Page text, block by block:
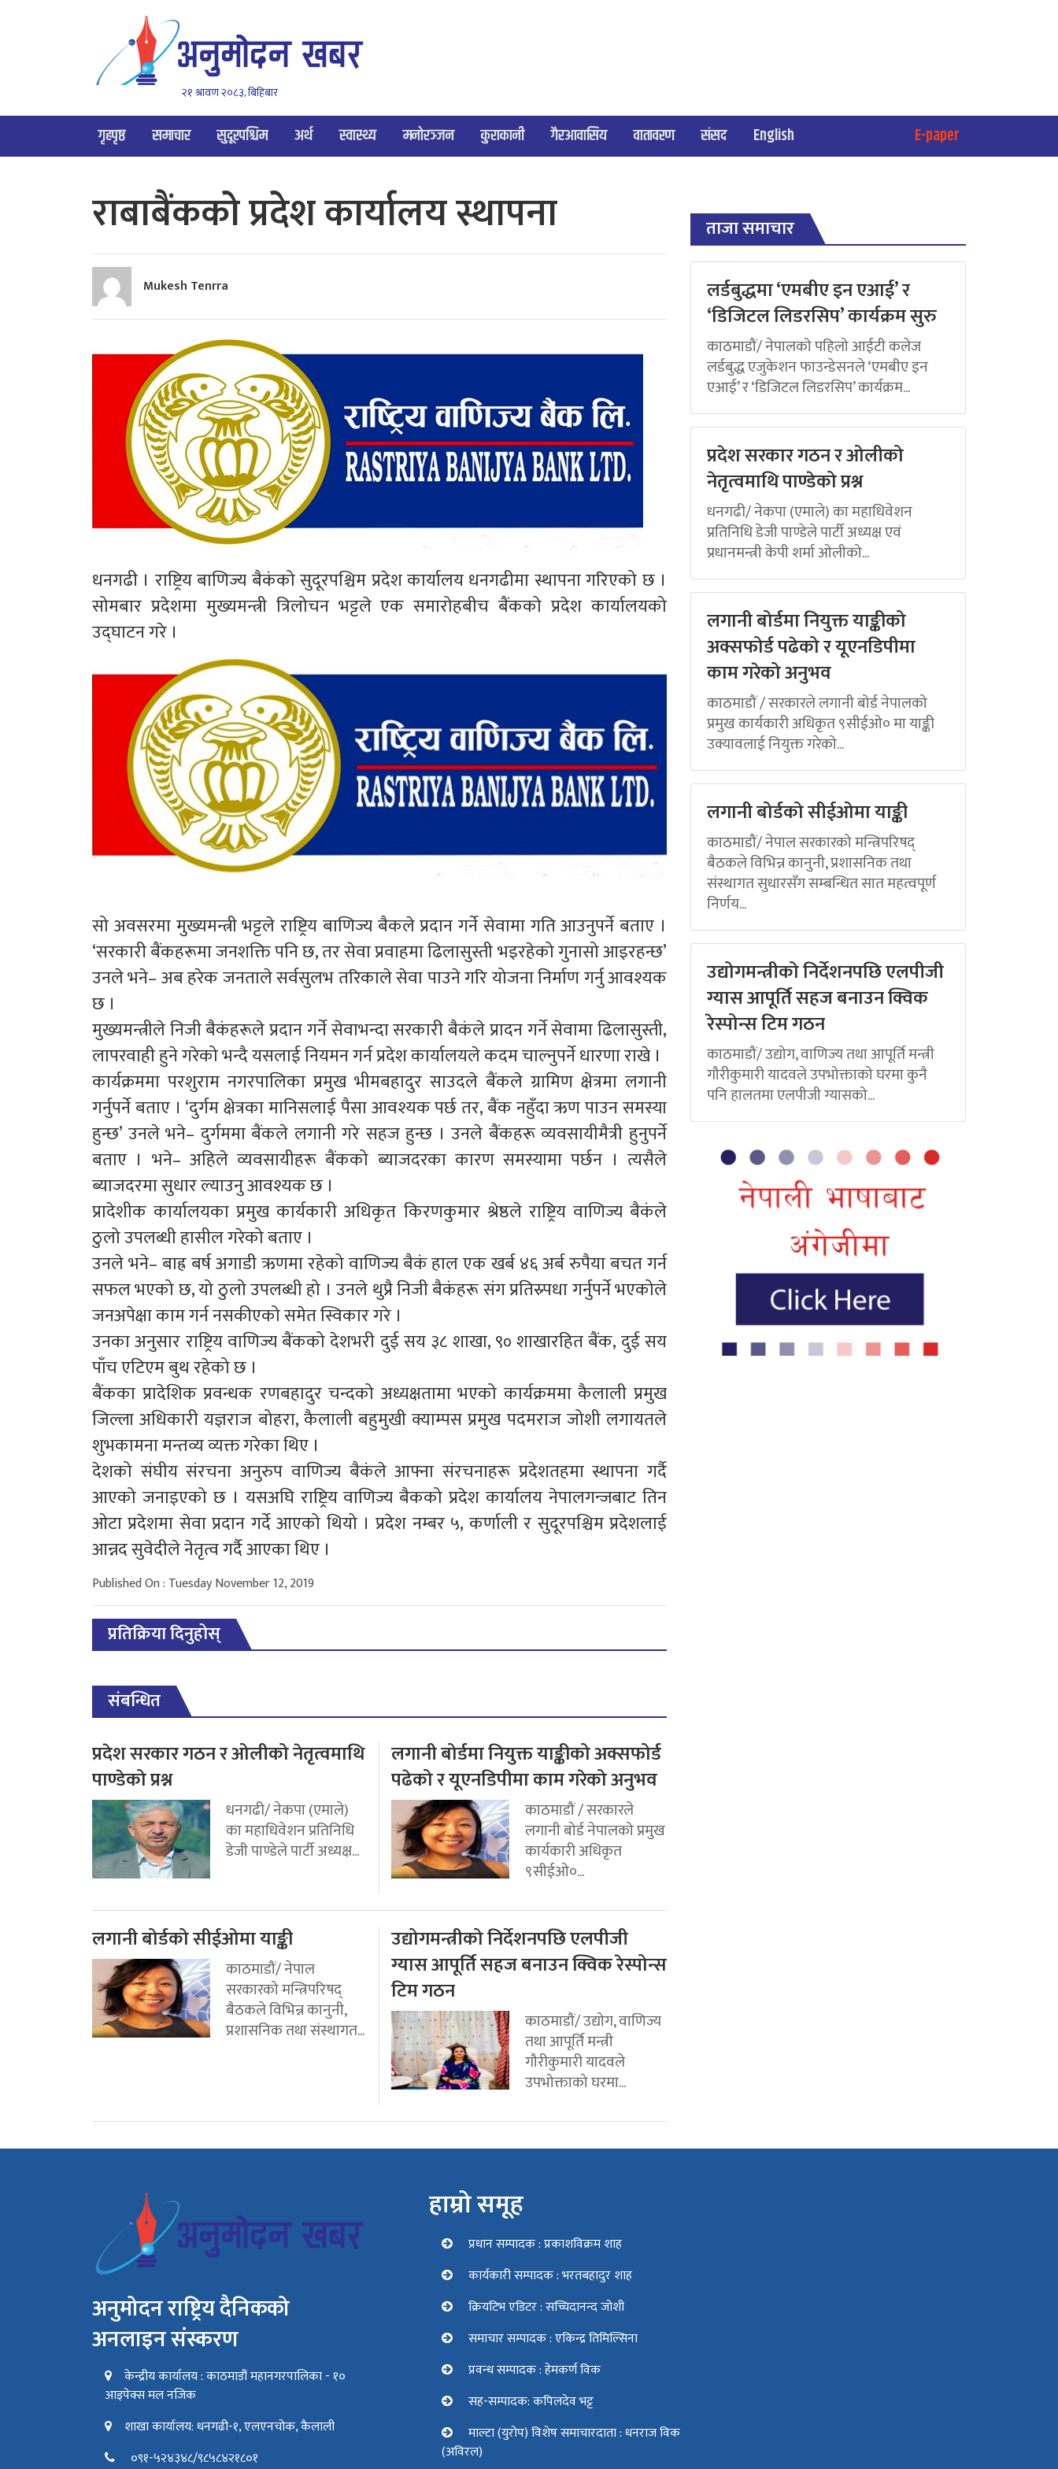
२१ श्रावण २०८३, बिहिबार
गृहपृष्ठ समाचार सुदूरपश्चिम अर्थ स्वास्थ्य मनोरञ्जन कुराकानी गैरआवासिय वातावरण संसद English E-paper
राबाबैंकको प्रदेश कार्यालय स्थापना
Mukesh Tenrra
धनगढी । राष्ट्रिय बाणिज्य बैकंको सुदूरपश्चिम प्रदेश कार्यालय धनगढीमा स्थापना गरिएको छ ।
सोमबार प्रदेशमा मुख्यमन्त्री त्रिलोचन भट्टले एक समारोहबीच बैंकको प्रदेश कार्यालयको
उद्घाटन गरे ।
सो अवसरमा मुख्यमन्त्री भट्टले राष्ट्रिय बाणिज्य बैकले प्रदान गर्ने सेवामा गति आउनुपर्ने बताए ।
‘सरकारी बैंकहरूमा जनशक्ति पनि छ, तर सेवा प्रवाहमा ढिलासुस्ती भइरहेको गुनासो आइरहन्छ’
उनले भने– अब हरेक जनताले सर्वसुलभ तरिकाले सेवा पाउने गरि योजना निर्माण गर्नु आवश्यक
छ ।
मुख्यमन्त्रीले निजी बैकंहरूले प्रदान गर्ने सेवाभन्दा सरकारी बैकंले प्रादन गर्ने सेवामा ढिलासुस्ती,
लापरवाही हुने गरेको भन्दै यसलाई नियमन गर्न प्रदेश कार्यालयले कदम चाल्नुपर्ने धारणा राखे ।
कार्यक्रममा परशुराम नगरपालिका प्रमुख भीमबहादुर साउदले बैंकले ग्रामिण क्षेत्रमा लगानी
गर्नुपर्ने बताए । ‘दुर्गम क्षेत्रका मानिसलाई पैसा आवश्यक पर्छ तर, बैंक नहुँदा ऋण पाउन समस्या
हुन्छ’ उनले भने– दुर्गममा बैंकले लगानी गरे सहज हुन्छ । उनले बैंकहरू व्यवसायीमैत्री हुनुपर्ने
बताए । भने– अहिले व्यवसायीहरू बैंकको ब्याजदरका कारण समस्यामा पर्छन । त्यसैले
ब्याजदरमा सुधार ल्याउनु आवश्यक छ ।
प्रादेशीक कार्यालयका प्रमुख कार्यकारी अधिकृत किरणकुमार श्रेष्ठले राष्ट्रिय वाणिज्य बैकंले
ठुलो उपलब्धी हासील गरेको बताए ।
उनले भने– बाह्र बर्ष अगाडी ऋणमा रहेको वाणिज्य बैकं हाल एक खर्ब ४६ अर्ब रुपैया बचत गर्न
सफल भएको छ, यो ठुलो उपलब्धी हो । उनले थुप्रै निजी बैकंहरू संग प्रतिस्र्पधा गर्नुपर्ने भएकोले
जनअपेक्षा काम गर्न नसकीएको समेत स्विकार गरे ।
उनका अनुसार राष्ट्रिय वाणिज्य बैंकको देशभरी दुई सय ३८ शाखा, ९० शाखारहित बैंक, दुई सय
पाँच एटिएम बुथ रहेको छ ।
बैंकका प्रादेशिक प्रवन्धक रणबहादुर चन्दको अध्यक्षतामा भएको कार्यक्रममा कैलाली प्रमुख
जिल्ला अधिकारी यज्ञराज बोहरा, कैलाली बहुमुखी क्याम्पस प्रमुख पदमराज जोशी लगायतले
शुभकामना मन्तव्य व्यक्त गरेका थिए ।
देशको संघीय संरचना अनुरुप वाणिज्य बैकंले आफ्ना संरचनाहरू प्रदेशतहमा स्थापना गर्दै
आएको जनाइएको छ । यसअघि राष्ट्रिय वाणिज्य बैकको प्रदेश कार्यालय नेपालगन्जबाट तिन
ओटा प्रदेशमा सेवा प्रदान गर्दे आएको थियो । प्रदेश नम्बर ५, कर्णाली र सुदूरपश्चिम प्रदेशलाई
आन्नद सुवेदीले नेतृत्व गर्दै आएका थिए ।
Published On : Tuesday November 12, 2019
प्रतिक्रिया दिनुहोस्
संबन्धित
प्रदेश सरकार गठन र ओलीको नेतृत्वमाथि
पाण्डेको प्रश्न
धनगढी/ नेकपा (एमाले)
का महाधिवेशन प्रतिनिधि
डेजी पाण्डेले पार्टी अध्यक्ष...
लगानी बोर्डमा नियुक्त याङ्कीको अक्सफोर्ड
पढेको र यूएनडिपीमा काम गरेको अनुभव
काठमाडौं / सरकारले
लगानी बोर्ड नेपालको प्रमुख
कार्यकारी अधिकृत
९सीईओ०...
लगानी बोर्डको सीईओमा याङ्की
काठमाडौं/ नेपाल
सरकारको मन्त्रिपरिषद्
बैठकले विभिन्न कानुनी,
प्रशासनिक तथा संस्थागत...
उद्योगमन्त्रीको निर्देशनपछि एलपीजी
ग्यास आपूर्ति सहज बनाउन क्विक रेस्पोन्स
टिम गठन
काठमाडौं/ उद्योग, वाणिज्य
तथा आपूर्ति मन्त्री
गौरीकुमारी यादवले
उपभोक्ताको घरमा...
ताजा समाचार
लर्डबुद्धमा ‘एमबीए इन एआई’ र
‘डिजिटल लिडरसिप’ कार्यक्रम सुरु
काठमाडौं/ नेपालको पहिलो आईटी कलेज
लर्डबुद्ध एजुकेशन फाउन्डेसनले ‘एमबीए इन
एआई’ र ‘डिजिटल लिडरसिप’ कार्यक्रम...
प्रदेश सरकार गठन र ओलीको
नेतृत्वमाथि पाण्डेको प्रश्न
धनगढी/ नेकपा (एमाले) का महाधिवेशन
प्रतिनिधि डेजी पाण्डेले पार्टी अध्यक्ष एवं
प्रधानमन्त्री केपी शर्मा ओलीको...
लगानी बोर्डमा नियुक्त याङ्कीको
अक्सफोर्ड पढेको र यूएनडिपीमा
काम गरेको अनुभव
काठमाडौं / सरकारले लगानी बोर्ड नेपालको
प्रमुख कार्यकारी अधिकृत ९सीईओ० मा याङ्की
उक्यावलाई नियुक्त गरेको...
लगानी बोर्डको सीईओमा याङ्की
काठमाडौं/ नेपाल सरकारको मन्त्रिपरिषद्
बैठकले विभिन्न कानुनी, प्रशासनिक तथा
संस्थागत सुधारसँग सम्बन्धित सात महत्वपूर्ण
निर्णय...
उद्योगमन्त्रीको निर्देशनपछि एलपीजी
ग्यास आपूर्ति सहज बनाउन क्विक
रेस्पोन्स टिम गठन
काठमाडौं/ उद्योग, वाणिज्य तथा आपूर्ति मन्त्री
गौरीकुमारी यादवले उपभोक्ताको घरमा कुनै
पनि हालतमा एलपीजी ग्यासको...
अनुमोदन राष्ट्रिय दैनिकको
अनलाइन संस्करण
केन्द्रीय कार्यालय : काठमाडौं महानगरपालिका - १०
आइपेक्स मल नजिक
शाखा कार्यालय: धनगढी-१, एलएनचोक, कैलाली
०९१-५२४३४८/९८५८४२१८०१
हाम्रो समूह
प्रधान सम्पादक : प्रकाशविक्रम शाह
कार्यकारी सम्पादक : भरतबहादुर शाह
क्रियटिभ एडिटर : सच्चिदानन्द जोशी
समाचार सम्पादक : एकिन्द्र तिमिल्सिना
प्रवन्ध सम्पादक : हेमकर्ण विक
सह-सम्पादक: कपिलदेव भट्ट
माल्टा (युरोप) विशेष समाचारदाता : धनराज विक
(अविरल)